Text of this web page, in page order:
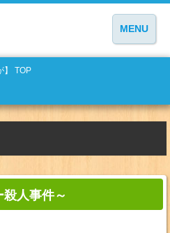
MENU
】 TOP
人事件～